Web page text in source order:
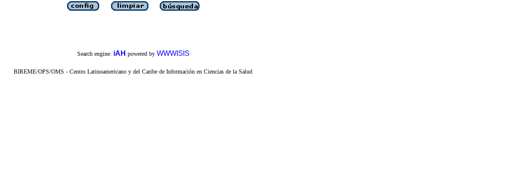
Search engine: iAH powered by WWWISIS
BIREME/OPS/OMS - Centro Latinoamericano y del Caribe de Información en Ciencias de la Salud